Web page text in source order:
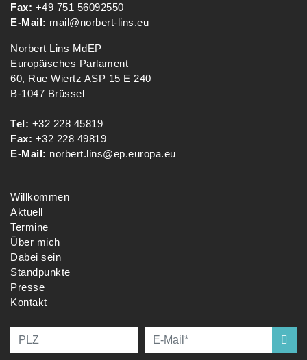
Fax: +49 751 56092550
E-Mail: mail@norbert-lins.eu
Norbert Lins MdEP
Europäisches Parlament
60, Rue Wiertz ASP 15 E 240
B-1047 Brüssel
Tel: +32 228 45819
Fax: +32 228 49819
E-Mail: norbert.lins@ep.europa.eu
Willkommen
Aktuell
Termine
Über mich
Dabei sein
Standpunkte
Presse
Kontakt